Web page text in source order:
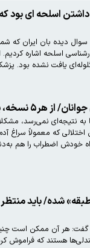
اسلحه ای
دیده بان ایران که
اسلحه اشاره
یافت نشده بود.
بیماری‌های روان
اصولاً اتفاقاتی که با هدفی
اختلالی که معمولاً
خودش اضطراب را هم
شده/ باید
گفت: هر آن ممکن است
هستند که فراموش